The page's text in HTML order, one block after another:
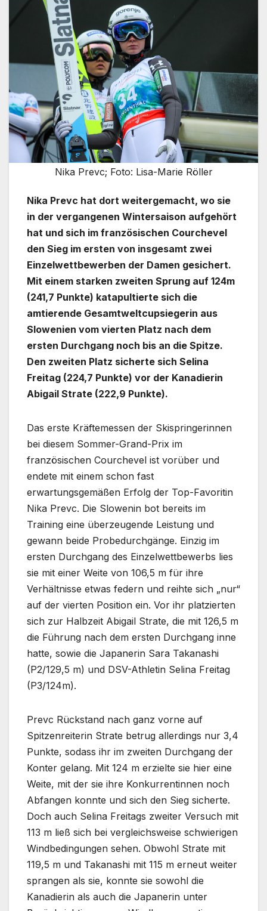
Nika Prevc; Foto: Lisa-Marie Röller
Nika Prevc hat dort weitergemacht, wo sie
in der vergangenen Wintersaison aufgehört
hat und sich im französischen Courchevel
den Sieg im ersten von insgesamt zwei
Einzelwettbewerben der Damen gesichert.
Mit einem starken zweiten Sprung auf 124m
(241,7 Punkte) katapultierte sich die
amtierende Gesamtweltcupsiegerin aus
Slowenien vom vierten Platz nach dem
ersten Durchgang noch bis an die Spitze.
Den zweiten Platz sicherte sich Selina
Freitag (224,7 Punkte) vor der Kanadierin
Abigail Strate (222,9 Punkte).
Das erste Kräftemessen der Skispringerinnen
bei diesem Sommer-Grand-Prix im
französischen Courchevel ist vorüber und
endete mit einem schon fast
erwartungsgemäßen Erfolg der Top-Favoritin
Nika Prevc. Die Slowenin bot bereits im
Training eine überzeugende Leistung und
gewann beide Probedurchgänge. Einzig im
ersten Durchgang des Einzelwettbewerbs lies
sie mit einer Weite von 106,5 m für ihre
Verhältnisse etwas federn und reihte sich „nur“
auf der vierten Position ein. Vor ihr platzierten
sich zur Halbzeit Abigail Strate, die mit 126,5 m
die Führung nach dem ersten Durchgang inne
hatte, sowie die Japanerin Sara Takanashi
(P2/129,5 m) und DSV-Athletin Selina Freitag
(P3/124m).
Prevc Rückstand nach ganz vorne auf
Spitzenreiterin Strate betrug allerdings nur 3,4
Punkte, sodass ihr im zweiten Durchgang der
Konter gelang. Mit 124 m erzielte sie hier eine
Weite, mit der sie ihre Konkurrentinnen noch
Abfangen konnte und sich den Sieg sicherte.
Doch auch Selina Freitags zweiter Versuch mit
113 m ließ sich bei vergleichsweise schwierigen
Windbedingungen sehen. Obwohl Strate mit
119,5 m und Takanashi mit 115 m erneut weiter
sprangen als sie, konnte sie sowohl die
Kanadierin als auch die Japanerin unter